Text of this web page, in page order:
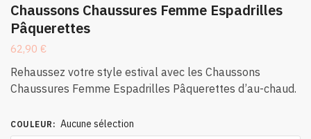
Chaussons Chaussures Femme Espadrilles
Pâquerettes
62,90 €
Rehaussez votre style estival avec les Chaussons
Chaussures Femme Espadrilles Pâquerettes d’au-chaud.
COULEUR : Aucune sélection